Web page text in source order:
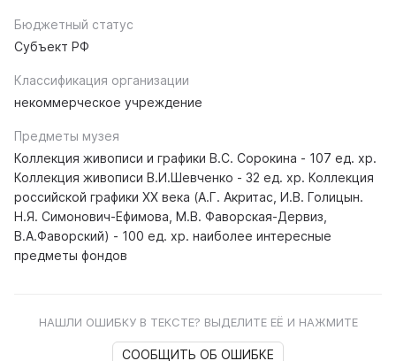
Бюджетный статус
Субъект РФ
Классификация организации
некоммерческое учреждение
Предметы музея
Коллекция живописи и графики В.С. Сорокина - 107 ед. хр.
Коллекция живописи В.И.Шевченко - 32 ед. хр. Коллекция
российской графики XX века (А.Г. Акритас, И.В. Голицын.
Н.Я. Симонович-Ефимова, М.В. Фаворская-Дервиз,
В.А.Фаворский) - 100 ед. хр. наиболее интересные
предметы фондов
НАШЛИ ОШИБКУ В ТЕКСТЕ? ВЫДЕЛИТЕ ЕЁ И НАЖМИТЕ
СООБЩИТЬ ОБ ОШИБКЕ